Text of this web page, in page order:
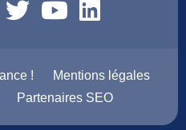
!
Mentions légales
Partenaires SEO